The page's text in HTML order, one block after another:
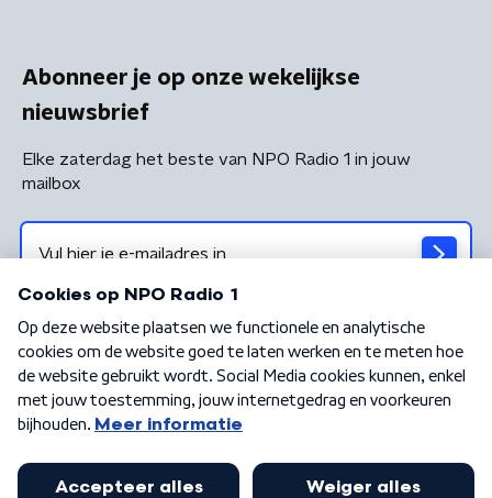
Abonneer je op onze wekelijkse
nieuwsbrief
Elke zaterdag het beste van NPO Radio 1 in jouw
mailbox
Algemene voorwaarden